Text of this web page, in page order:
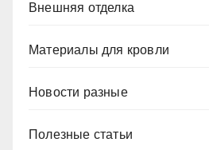
Внешняя отделка
Материалы для кровли
Новости разные
Полезные статьи